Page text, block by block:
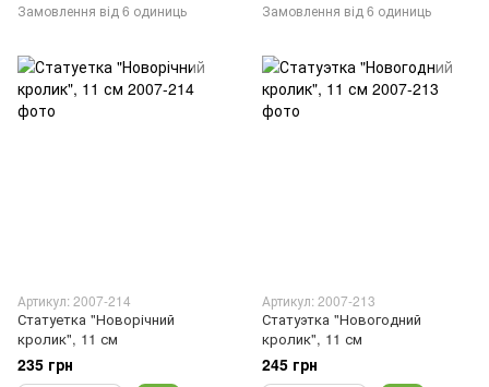
Замовлення від 6 одиниць Замовлення від 6 одиниць
Артикул: 2007-214
Статуетка "Новорічний
кролик", 11 см
235 грн
Артикул: 2007-213
Статуэтка "Новогодний
кролик", 11 см
245 грн